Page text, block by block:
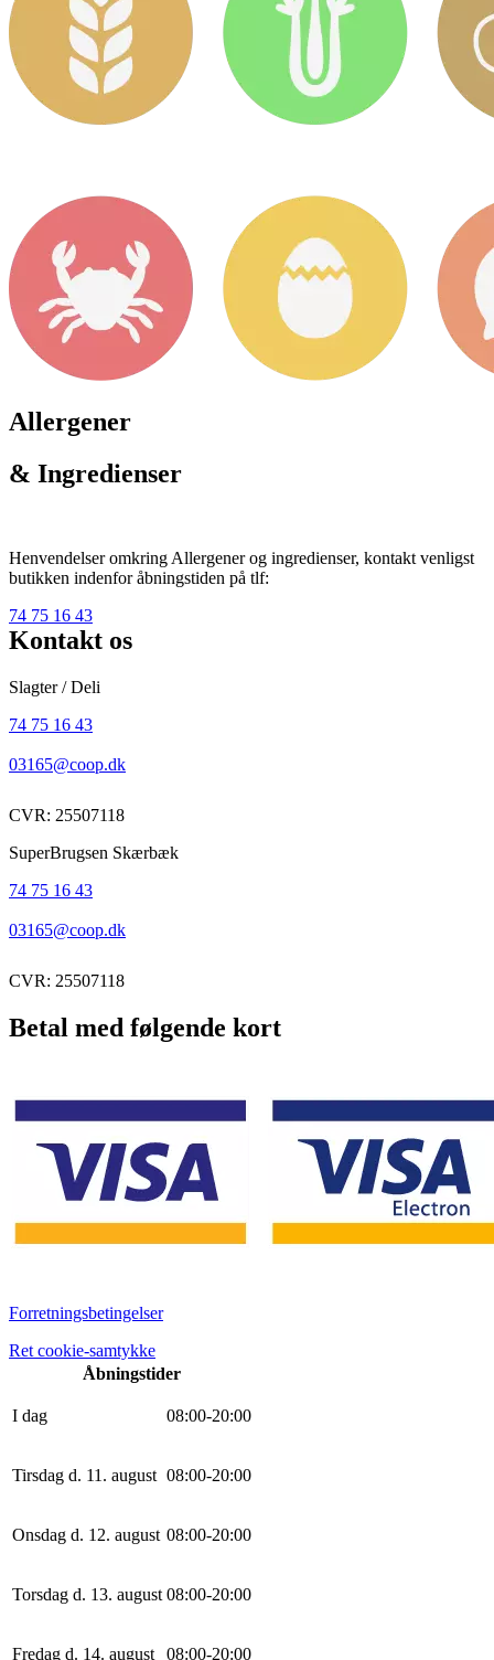
Allergener
& Ingredienser
Henvendelser omkring Allergener og ingredienser, kontakt venligst
butikken indenfor åbningstiden på tlf:
74 75 16 43
Kontakt os
Slagter / Deli
74 75 16 43
03165@coop.dk
CVR: 25507118
SuperBrugsen Skærbæk
74 75 16 43
03165@coop.dk
CVR: 25507118
Betal med følgende kort
Forretningsbetingelser
Ret cookie-samtykke
Åbningstider
I dag 08:00-20:00
Tirsdag d. 11. august 08:00-20:00
Onsdag d. 12. august 08:00-20:00
Torsdag d. 13. august 08:00-20:00
Fredag d. 14. august 08:00-20:00